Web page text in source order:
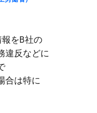
を​B社の​
違反などに​
合は​特に​